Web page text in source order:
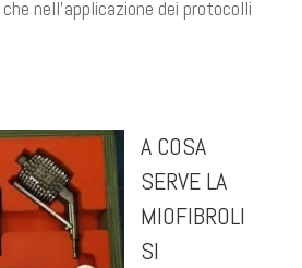
nell’applicazione dei protocolli
A COSA
SERVE LA
MIOFIBROLI
SI